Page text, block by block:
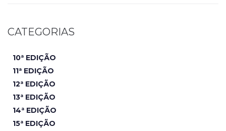
CATEGORIAS
10ª EDIÇÃO
11ª EDIÇÃO
12ª EDIÇÃO
13ª EDIÇÃO
14ª EDIÇÃO
15ª EDIÇÃO